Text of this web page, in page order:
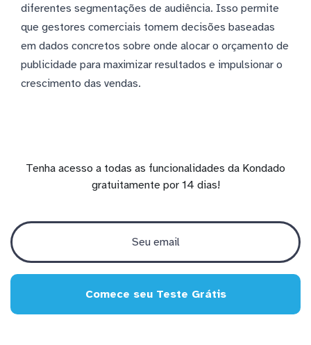
diferentes segmentações de audiência. Isso permite
que gestores comerciais tomem decisões baseadas
em dados concretos sobre onde alocar o orçamento de
publicidade para maximizar resultados e impulsionar o
crescimento das vendas.
Tenha acesso a todas as funcionalidades da Kondado
gratuitamente por 14 dias!
Comece seu Teste Grátis